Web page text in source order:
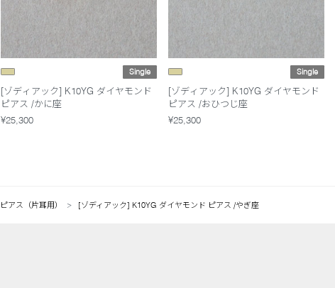
Single
[ゾディアック] K10YG ダイヤモンド
ピアス /かに座
¥25,300
Single
[ゾディアック] K10YG ダイヤモンド
ピアス /おひつじ座
¥25,300
ピアス（片耳用） [ゾディアック] K10YG ダイヤモンド ピアス /やぎ座